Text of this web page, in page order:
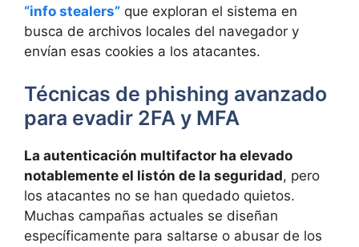
“info stealers” que exploran el sistema en
busca de archivos locales del navegador y
envían esas cookies a los atacantes.
Técnicas de phishing avanzado
para evadir 2FA y MFA
La autenticación multifactor ha elevado
notablemente el listón de la seguridad, pero
los atacantes no se han quedado quietos.
Muchas campañas actuales se diseñan
específicamente para saltarse o abusar de los